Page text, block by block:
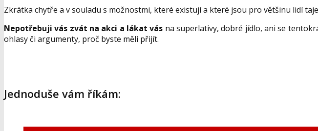
Zkrátka chytře a v souladu s možnostmi, které existují a které jsou pro většinu lidí
Nepotřebuji vás zvát na akci a lákat vás na superlativy, dobré jídlo, ani se
ohlasy či argumenty, proč byste měli přijít.
Jednoduše vám říkám: